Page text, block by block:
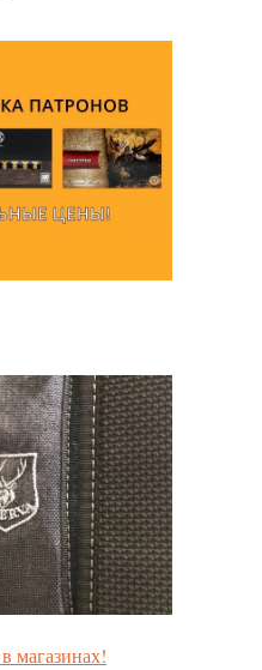
магазинах!